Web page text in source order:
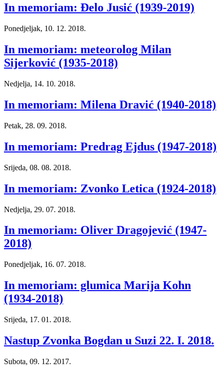
In memoriam: Đelo Jusić (1939-2019)
Ponedjeljak, 10. 12. 2018.
In memoriam: meteorolog Milan
Sijerković (1935-2018)
Nedjelja, 14. 10. 2018.
In memoriam: Milena Dravić (1940-2018)
Petak, 28. 09. 2018.
In memoriam: Predrag Ejdus (1947-2018)
Srijeda, 08. 08. 2018.
In memoriam: Zvonko Letica (1924-2018)
Nedjelja, 29. 07. 2018.
In memoriam: Oliver Dragojević (1947-
2018)
Ponedjeljak, 16. 07. 2018.
In memoriam: glumica Marija Kohn
(1934-2018)
Srijeda, 17. 01. 2018.
Nastup Zvonka Bogdan u Suzi 22. I. 2018.
Subota, 09. 12. 2017.